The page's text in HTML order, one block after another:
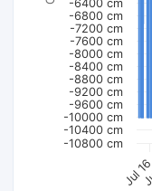
Jul
-10800 cm
-10400 cm
-10000 cm
-9600 cm
-9200 cm
-8800 cm
-8400 cm
-8000 cm
-7600 cm
-7200 cm
-6800 cm
-6400 cm